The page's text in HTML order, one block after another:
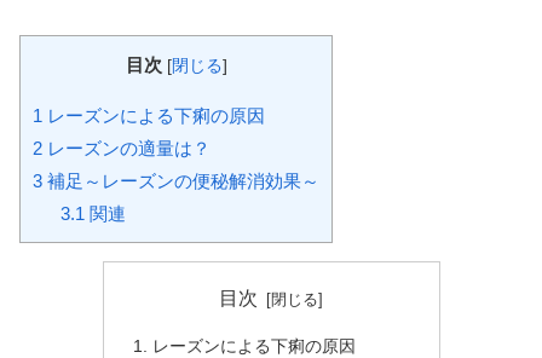
目次 [閉じる]
1 レーズンによる下痢の原因
2 レーズンの適量は？
3 補足～レーズンの便秘解消効果～
3.1 関連
目次
レーズンによる下痢の原因